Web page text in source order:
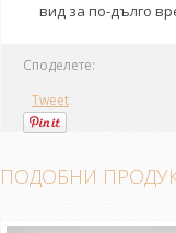
вид за по-дълго
Споделете:
Tweet
ПОДОБНИ